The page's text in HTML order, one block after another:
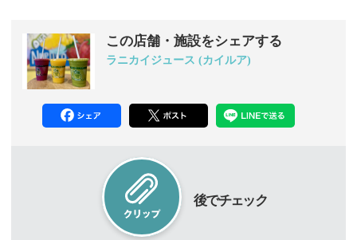
この店舗・施設をシェアする
ラニカイジュース (カイルア)
後でチェック